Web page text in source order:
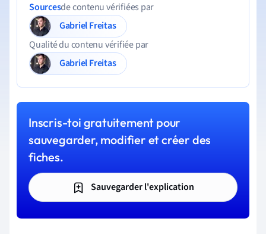
Sourcesde contenu vérifiées par
Gabriel Freitas
Qualité du contenu vérifiée par
Gabriel Freitas
Inscris-toi gratuitement pour
sauvegarder, modifier et créer des
fiches.
Sauvegarder l'explication